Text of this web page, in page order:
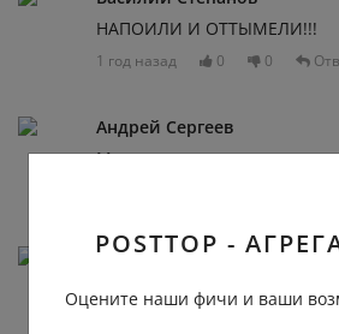
НАПОИЛИ И ОТТЫМЕЛИ!!!
1 год назад 0 0
Андрей Сергеев
Может он застрял и решил
Kostycho Sherzhukov
Ростов суровый город,
😂😂😂
POSTTOP -
Оцените наши фичи и ваши